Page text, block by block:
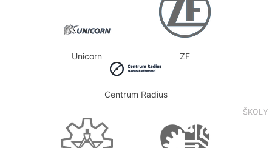
Unicorn ZF
Centrum Radius
ŠKOLY